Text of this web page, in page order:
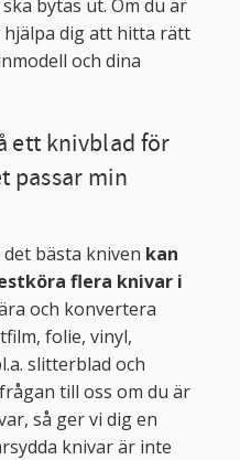
bytas ut. Om du är
dig att hitta rätt
och dina
ett knivblad för
passar min
bästa kniven kan
flera knivar i
och konvertera
folie, vinyl,
slitterblad och
till oss om du är
så ger vi dig en
knivar är inte